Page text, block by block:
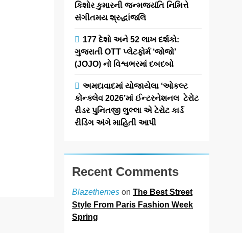
અમદાવાદ, ગુજરાત:
મનોરંજનના અનોખા
સમન્વય સમાન
ભારતના અગ્રણી
એડ્યુટેનમેન્ટ
ફેસ્ટિવલ
‘સોર્ટમાયકોલેજ
સમિટ’ (SMC) ની
કિશોર કુમારની જન્મજયંતિ નિમિત્તે
સંગીતમય શ્રદ્ધાંજલિ
177 દેશો અને 52 લાખ દર્શકો:
ગુજરાતી OTT પ્લેટફોર્મ ‘જોજો’
(JOJO) નો વિશ્વભરમાં દબદબો
અમદાવાદમાં યોજાયેલા ‘ઓકલ્ટ
કોન્ક્લેવ 2026’માં ઈન્ટરનેશનલ ટેરોટ
રીડર પુનિતજી લુલ્લા એ ટેરોટ કાર્ડ
રીડિંગ અંગે માહિતી આપી
Recent Comments
Blazethemes on The Best Street
Style From Paris Fashion Week
Spring